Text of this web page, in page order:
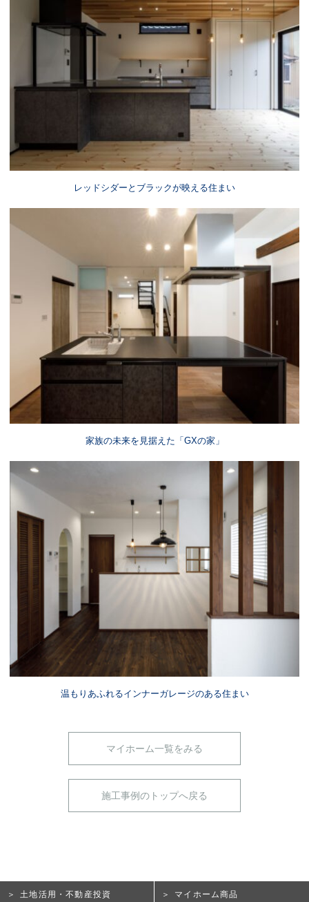
レッドシダーとブラックが映える住まい
家族の未来を見据えた「GXの家」
温もりあふれるインナーガレージのある住まい
マイホーム一覧をみる
施工事例のトップへ戻る
土地活用・不動産投資 マイホーム商品